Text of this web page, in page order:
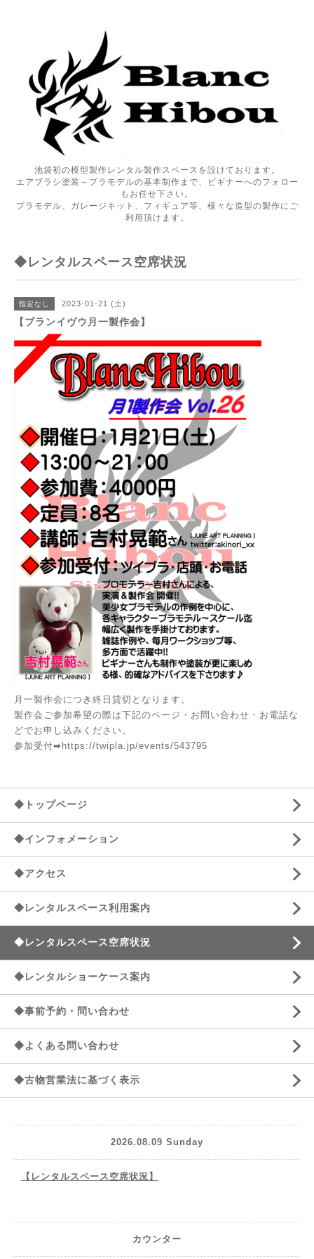
池袋初の模型製作レンタル製作スペースを設けております。
エアブラシ塗装～プラモデルの基本制作まで、ビギナーへのフォロー
もお任せ下さい。
プラモデル、ガレージキット、フィギュア等、様々な造型の製作にご
利用頂けます。
◆レンタルスペース空席状況
指定なし 2023-01-21 (土)
【ブランイヴウ月一製作会】
月一製作会につき終日貸切となります。
製作会ご参加希望の際は下記のページ・お問い合わせ・お電話な
どでお申し込みください。
参加受付➡ https://twipla.jp/events/543795
◆トップページ
◆インフォメーション
◆アクセス
◆レンタルスペース利用案内
◆レンタルスペース空席状況
◆レンタルショーケース案内
◆事前予約・問い合わせ
◆よくある問い合わせ
◆古物営業法に基づく表示
2026.08.09 Sunday
【レンタルスペース空席状況】
カウンター